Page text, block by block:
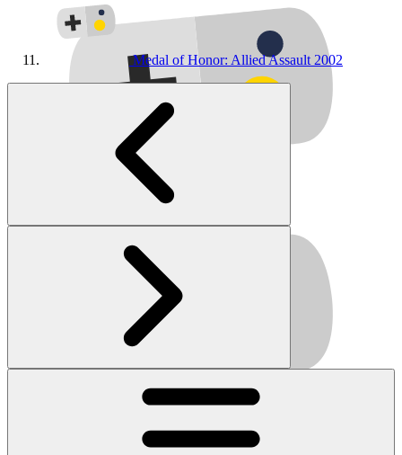
Medal of Honor: Allied Assault 2002